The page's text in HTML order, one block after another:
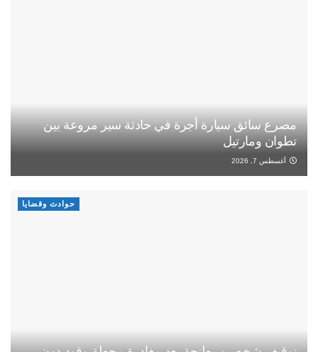
مصرع سائق سيارة أجرة في حادثة سير مروعة بين
تطوان ومارتيل
أغسطس 7, 2026
حوادث وقضايا